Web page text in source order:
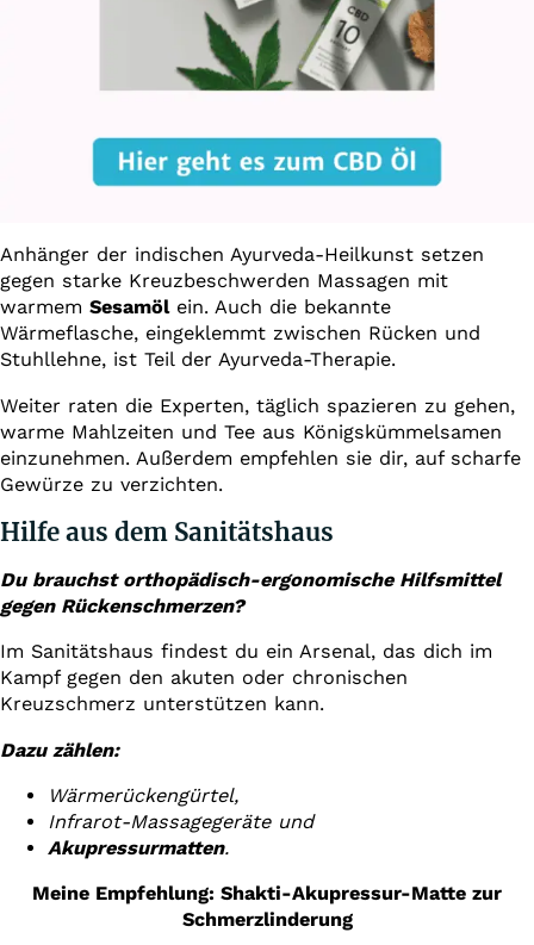
Anhänger der indischen Ayurveda-Heilkunst setzen
gegen starke Kreuzbeschwerden Massagen mit
warmem Sesamölein. Auch die bekannte
Wärmeflasche, eingeklemmt zwischen Rücken und
Stuhllehne, ist Teil der Ayurveda-Therapie.
Weiter raten die Experten, täglich spazieren zu gehen,
warme Mahlzeiten und Tee aus Königskümmelsamen
einzunehmen. Außerdem empfehlen sie dir, auf scharfe
Gewürze zu verzichten.
Hilfe aus dem Sanitätshaus
Du brauchst orthopädisch-ergonomische Hilfsmittel
gegen Rückenschmerzen?
Im Sanitätshaus findest du ein Arsenal, das dich im
Kampf gegen den akuten oder chronischen
Kreuzschmerz unterstützen kann.
Dazu zählen:
Wärmerückengürtel,
Infrarot-Massagegeräte und
Akupressurmatten.
Meine Empfehlung: Shakti-Akupressur-Matte zur
Schmerzlinderung